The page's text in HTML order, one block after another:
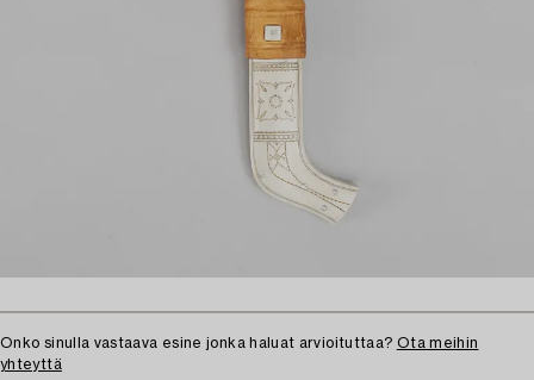
Onko sinulla vastaava esine jonka haluat arvioituttaa? Ota meihin
yhteyttä